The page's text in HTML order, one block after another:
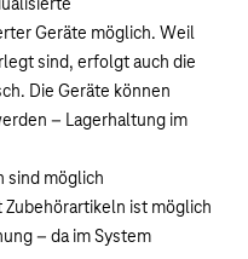
Geräte möglich. Weil
sind, erfolgt auch die
Die Geräte können
– Lagerhaltung im
sind möglich
ist möglich
– da im System